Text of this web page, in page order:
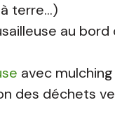
terre…)
au bord
avec
des déchets